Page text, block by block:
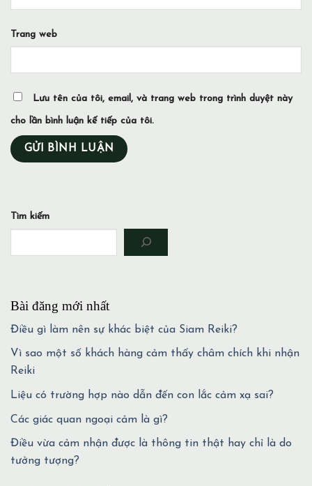
Trang web
Lưu tên của tôi, email, và trang web trong trình duyệt này
cho lần bình luận kế tiếp của tôi.
Tìm kiếm
Bài đăng mới nhất
Điều gì làm nên sự khác biệt của Siam Reiki?
Vì sao một số khách hàng cảm thấy châm chích khi nhận
Reiki
Liệu có trường hợp nào dẫn đến con lắc cảm xạ sai?
Các giác quan ngoại cảm là gì?
Điều vừa cảm nhận được là thông tin thật hay chỉ là do
tưởng tượng?